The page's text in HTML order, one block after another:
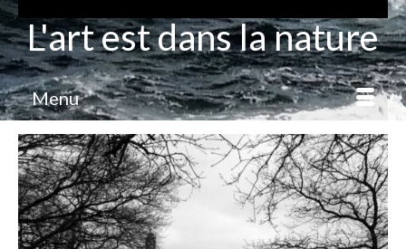
L'art est dans la nature
Menu